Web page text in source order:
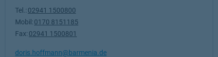
Tel.: 02941 1500800
Mobil: 0170 8151185
Fax: 02941 1500801
doris.hoffmann@barmenia.de